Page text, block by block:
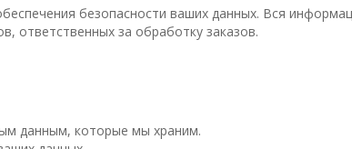
безопасности ваших данных. Вся
ответственных за обработку заказов.
данным, которые мы храним.